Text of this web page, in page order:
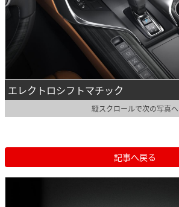
エレクトロシフトマチック
縦スクロールで次の写真へ
記事へ戻る